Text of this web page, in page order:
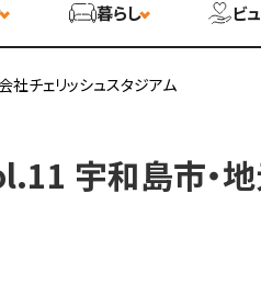
暮らし ビ
社チェリッシュスタジアム
宇和島市・